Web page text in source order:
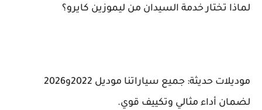
لماذا تختار خدمة السيدان من ليموزين كايرو؟
موديلات حديثة: جميع سياراتنا موديل 2022و2026
لضمان أداء مثالي وتكييف قوي.